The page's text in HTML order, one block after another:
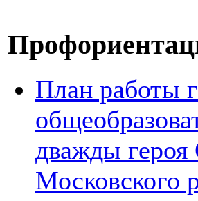
План работы
дважды
Московского